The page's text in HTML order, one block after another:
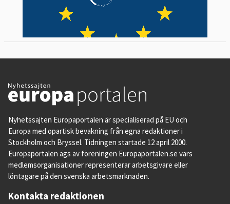
Nyhetssajten Europaportalen är specialiserad på EU och
Europa med opartisk bevakning från egna redaktioner i
Stockholm och Bryssel. Tidningen startade 12 april 2000.
Europaportalen ägs av föreningen Europaportalen.se vars
medlemsorganisationer representerar arbetsgivare eller
löntagare på den svenska arbetsmarknaden.
Kontakta redaktionen